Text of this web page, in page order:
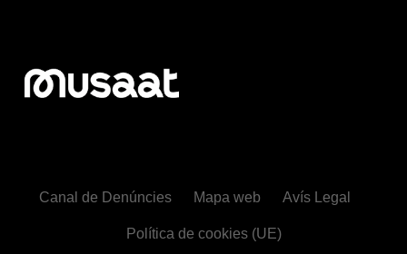
Canal de Denúncies Mapa web Avís Legal
Política de cookies (UE)